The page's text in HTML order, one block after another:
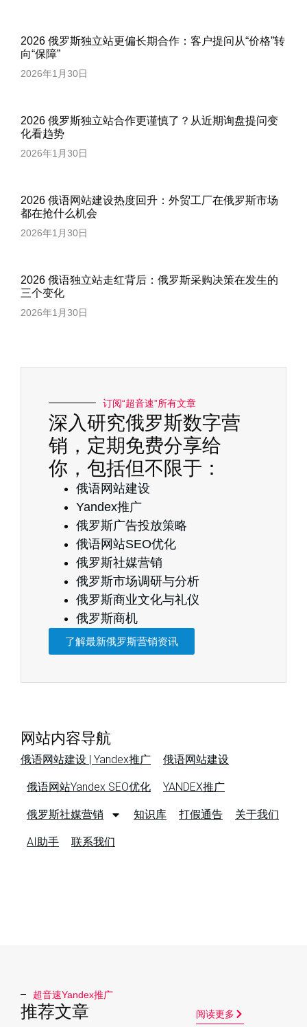
2026 俄罗斯独立站更偏长期合作：客户提问从“价格”转
向“保障”
2026年1月30日
2026 俄罗斯独立站合作更谨慎了？从近期询盘提问变
化看趋势
2026年1月30日
2026 俄语网站建设热度回升：外贸工厂在俄罗斯市场
都在抢什么机会
2026年1月30日
2026 俄语独立站走红背后：俄罗斯采购决策在发生的
三个变化
2026年1月30日
订阅“超音速”所有文章
深入研究俄罗斯数字营
销，定期免费分享给
你，包括但不限于：
俄语网站建设
Yandex推广
俄罗斯广告投放策略
俄语网站SEO优化
俄罗斯社媒营销
俄罗斯市场调研与分析
俄罗斯商业文化与礼仪
俄罗斯商机
了解最新俄罗斯营销资讯
网站内容导航
俄语网站建设 | Yandex推广 俄语网站建设
俄语网站Yandex SEO优化 YANDEX推广
俄罗斯社媒营销 知识库 打假通告 关于我们
AI助手 联系我们
超音速Yandex推广​
推荐文章 阅读更多